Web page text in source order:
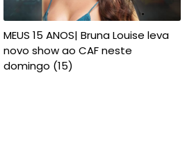
MEUS 15 ANOS| Bruna Louise leva
novo show ao CAF neste
domingo (15)